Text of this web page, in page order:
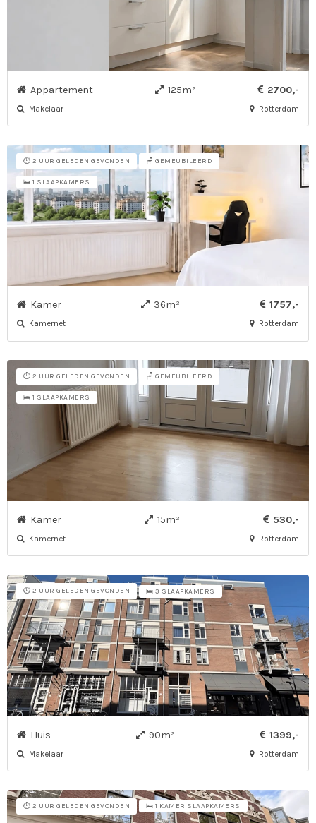
Appartement 125m² 2700,-
Makelaar Rotterdam
⏱️ 2 UUR GELEDEN GEVONDEN 🪑 GEMEUBILEERD
🛌 1 SLAAPKAMERS
Kamer 36m² 1757,-
Kamernet Rotterdam
⏱️ 2 UUR GELEDEN GEVONDEN 🪑 GEMEUBILEERD
🛌 1 SLAAPKAMERS
Kamer 15m² 530,-
Kamernet Rotterdam
⏱️ 2 UUR GELEDEN GEVONDEN 🛌 3 SLAAPKAMERS
Huis 90m² 1399,-
Makelaar Rotterdam
⏱️ 2 UUR GELEDEN GEVONDEN 🛌 1 KAMER SLAAPKAMERS